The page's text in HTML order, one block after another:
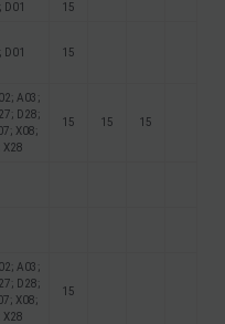
D01 15
D01 15
A03;
D28;
X08;
X28
15 15 15
A03;
D28;
X08;
X28
15